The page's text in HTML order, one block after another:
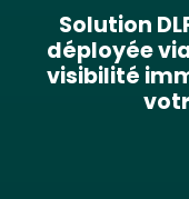
Solution
déployée
visibilité